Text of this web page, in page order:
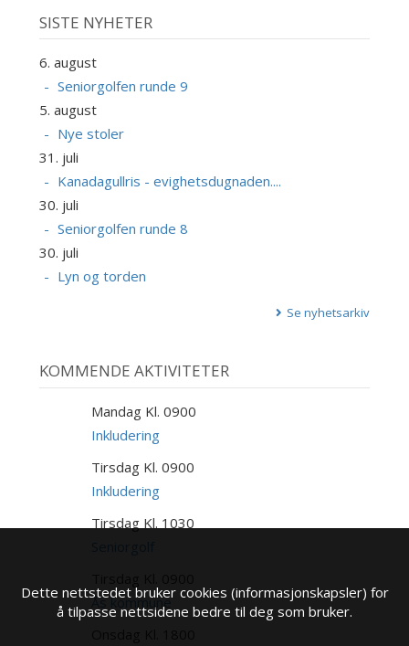
SISTE NYHETER
6. august
Seniorgolfen runde 9
5. august
Nye stoler
31. juli
Kanadagullris - evighetsdugnaden....
30. juli
Seniorgolfen runde 8
30. juli
Lyn og torden
Se nyhetsarkiv
KOMMENDE AKTIVITETER
Mandag Kl. 0900
Inkludering
Tirsdag Kl. 0900
Inkludering
11
Tirsdag Kl. 1030
AUG
Ås kommune
Dette nettstedet bruker cookies (informasjonskapsler) for
å tilpasse nettsidene bedre til deg som bruker.